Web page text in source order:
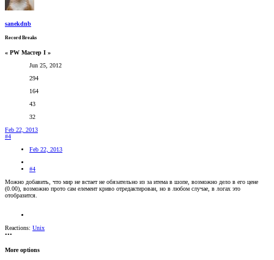
sanekdnb
Record Breaks
« PW Мастер I »
Jun 25, 2012
294
164
43
32
Feb 22, 2013
#4
Feb 22, 2013
#4
Можно добавить, что мир не встает не обязательно из за итема в шопе, возможно дело в его цене
(0.00), возможно прото сам елемент криво отредактирован, но в любом случае, в логах это
отобразится.
Reactions: Unix
•••
More options